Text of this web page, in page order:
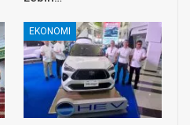
EKONOMI